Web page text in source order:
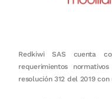
Redkiwi SAS cuenta
requerimientos
resolución 312 del 2019